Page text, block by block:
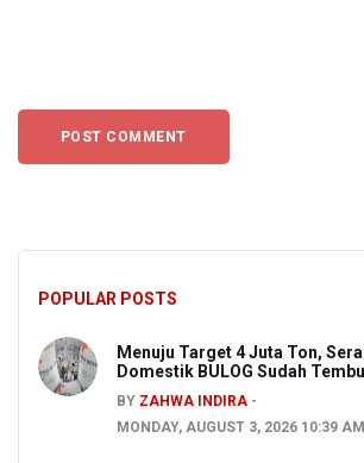
POPULAR POSTS
Menuju Target 4 Juta Ton,
Domestik BULOG Sudah
BY ZAHWA INDIRA
MONDAY, AUGUST 3, 2026 10:39 AM